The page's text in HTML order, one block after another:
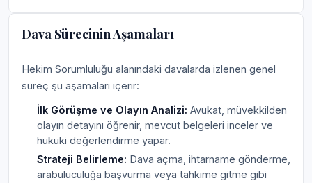
Dava Sürecinin Aşamaları
Hekim Sorumluluğu alanındaki davalarda izlenen genel
süreç şu aşamaları içerir:
İlk Görüşme ve Olayın Analizi: Avukat, müvekkilden
olayın detayını öğrenir, mevcut belgeleri inceler ve
hukuki değerlendirme yapar.
Strateji Belirleme: Dava açma, ihtarname gönderme,
arabuluculuğa başvurma veya tahkime gitme gibi